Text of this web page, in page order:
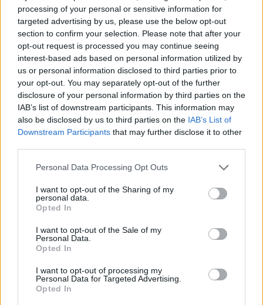
processing of your personal or sensitive information for
targeted advertising by us, please use the below opt-out
section to confirm your selection. Please note that after your
opt-out request is processed you may continue seeing
interest-based ads based on personal information utilized by
us or personal information disclosed to third parties prior to
your opt-out. You may separately opt-out of the further
disclosure of your personal information by third parties on the
IAB’s list of downstream participants. This information may
also be disclosed by us to third parties on the IAB’s List of
Downstream Participants that may further disclose it to other
Please note that this website/app uses one or more Google
not limited to your visit or usage behaviour. You may click to
grant or deny consent to Google and its third-party tags to
use your data for below specified purposes in below Google
consent section.
Personal Data Processing Opt Outs
I want to opt-out of the Sharing of my
personal data.
Opted In
I want to opt-out of the Sale of my
Personal Data.
Opted In
I want to opt-out of processing my
Personal Data for Targeted Advertising.
Opted In
Προηγούμενη
Μέτοχος
Επόμενη
Δημοπρασιών